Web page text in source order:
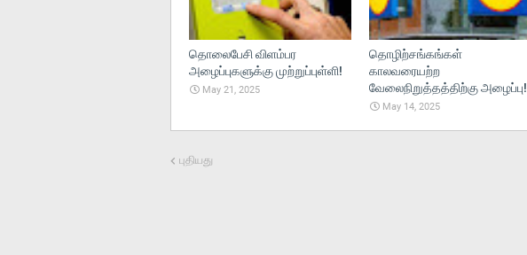
தொலைபேசி விளம்பர
அழைப்புகளுக்கு முற்றுப்புள்ளி!
May 21, 2025
தொழிற்சங்கங்கள்
காலவரையற்ற
வேலைநிறுத்தத்திற்கு அழைப்பு!
May 14, 2025
புதியது